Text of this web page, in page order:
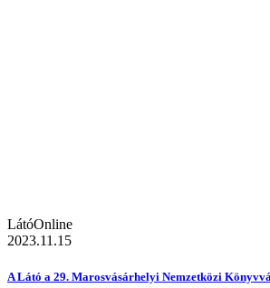
LátóOnline
2023.11.15
A Látó a 29. Marosvásárhelyi Nemzetközi